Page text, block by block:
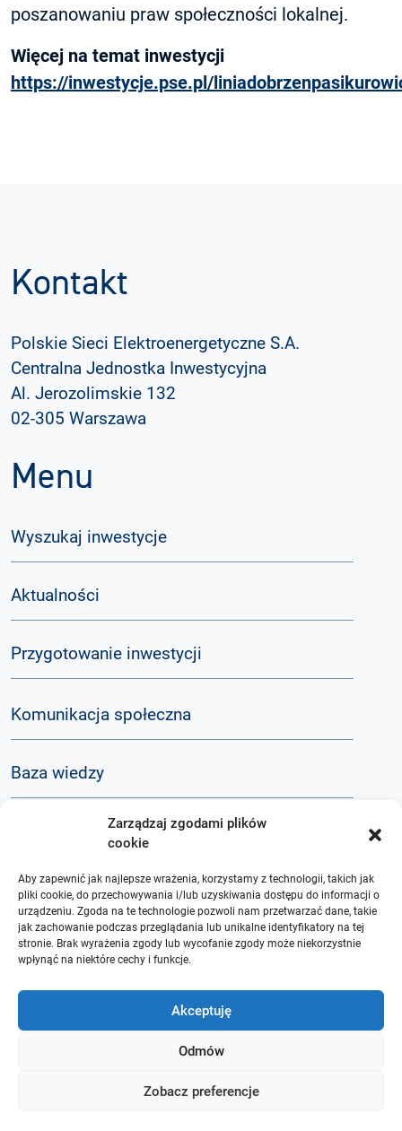
Zarządzaj zgodami plików
cookie
Aby zapewnić jak najlepsze wrażenia, korzystamy z technologii, takich jak
pliki cookie, do przechowywania i/lub uzyskiwania dostępu do informacji o
urządzeniu. Zgoda na te technologie pozwoli nam przetwarzać dane, takie
jak zachowanie podczas przeglądania lub unikalne identyfikatory na tej
stronie. Brak wyrażenia zgody lub wycofanie zgody może niekorzystnie
wpłynąć na niektóre cechy i funkcje.
Akceptuję
Odmów
Zobacz preferencje
poszanowaniu praw społeczności lokalnej.
Więcej na temat inwestycji
https://inwestycje.pse.pl/
Kontakt
Polskie Sieci Elektroenergetyczne S.A.
Centralna Jednostka Inwestycyjna
Al. Jerozolimskie 132
02-305 Warszawa
Menu
Wyszukaj inwestycje
Aktualności
Przygotowanie inwestycji
Komunikacja społeczna
Baza wiedzy
O nas